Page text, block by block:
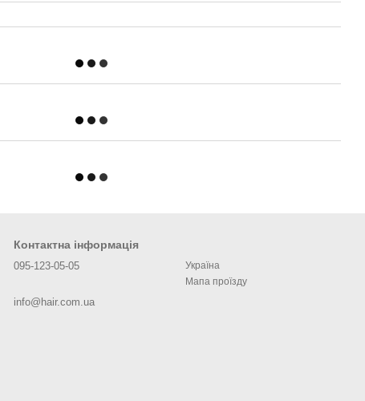
Контактна інформація
095-123-05-05
info@hair.com.ua
Україна
Мапа проїзду